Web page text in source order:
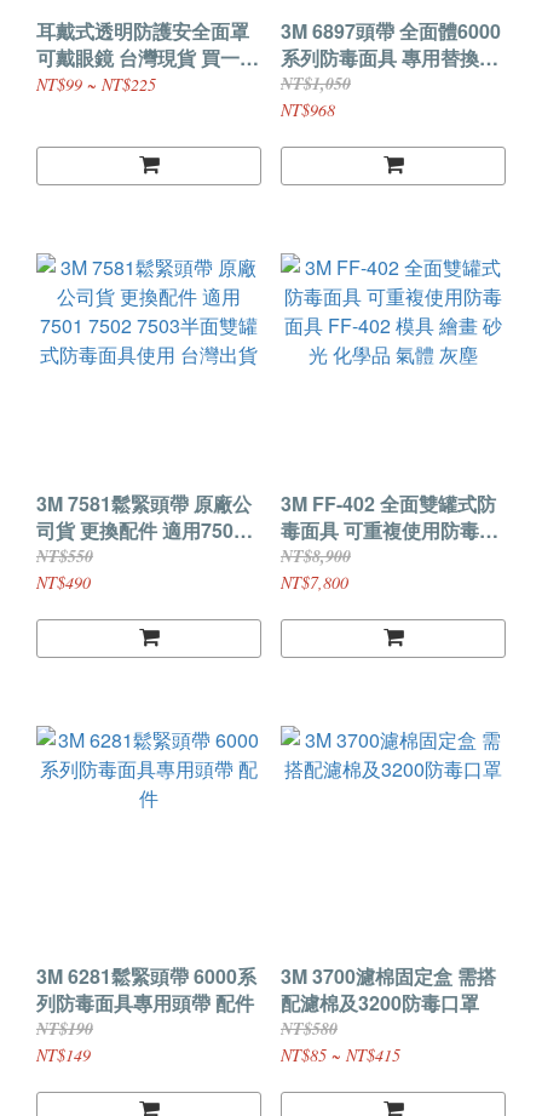
耳戴式透明防護安全面罩
可戴眼鏡 台灣現貨 買一送
一
NT$99 ~ NT$225
3M 6897頭帶 全面體6000
系列防毒面具 專用替換頭
帶 6897 全臉式防毒面具
專用替換頭帶 6800
NT$1,050
NT$968
3M 7581鬆緊頭帶 原廠公
司貨 更換配件 適用7501
7502 7503半面雙罐式防
毒面具使用 台灣出貨
NT$550
NT$490
3M FF-402 全面雙罐式防
毒面具 可重複使用防毒面
具 FF-402 模具 繪畫 砂光
化學品 氣體 灰塵
NT$8,900
NT$7,800
3M 6281鬆緊頭帶 6000系
列防毒面具專用頭帶 配件
NT$190
NT$149
3M 3700濾棉固定盒 需搭
配濾棉及3200防毒口罩
NT$580
NT$85 ~ NT$415